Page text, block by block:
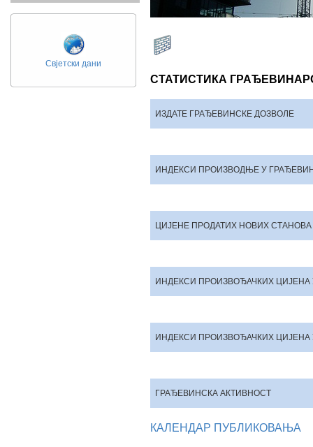
Свјетски дани
СТАТИСТИКА
ИЗДАТЕ ГРАЂЕВИНСКЕ ДОЗВОЛЕ
ИНДЕКСИ ПРОИЗВОДЊЕ У
ЦИЈЕНЕ ПРОДАТИХ НОВИХ СТАНОВА
ИНДЕКСИ ПРОИЗВОЂАЧКИХ
ИНДЕКСИ ПРОИЗВОЂАЧКИХ
ГРАЂЕВИНСКА АКТИВНОСТ
КАЛЕНДАР ПУБЛИКОВАЊА